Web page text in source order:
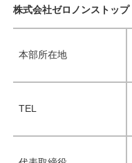
株式会社ゼロノンストップ
本部所在地
TEL